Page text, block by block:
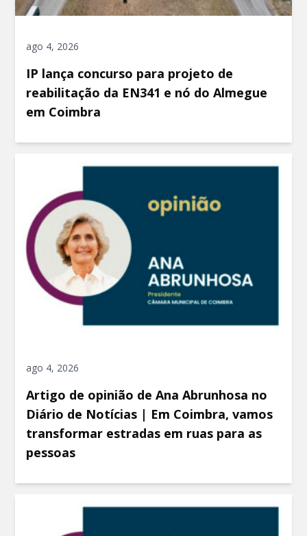
ago 4, 2026
IP lança concurso para projeto de
reabilitação da EN341 e nó do Almegue
em Coimbra
ago 4, 2026
Artigo de opinião de Ana Abrunhosa no
Diário de Notícias | Em Coimbra, vamos
transformar estradas em ruas para as
pessoas